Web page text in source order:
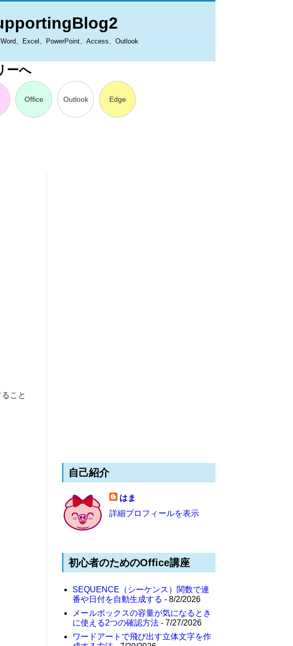
、Excel、PowerPoint、Access、Outlook
ーへ
Office Outlook Edge
こと
自己紹介
はま
詳細プロフィールを表示
初心者のためのOffice講座
SEQUENCE（シーケンス）関数で連
番や日付を自動生成する - 8/2/2026
メールボックスの容量が気になるとき
に使える2つの確認方法 - 7/27/2026
ワードアートで飛び出す立体文字を作